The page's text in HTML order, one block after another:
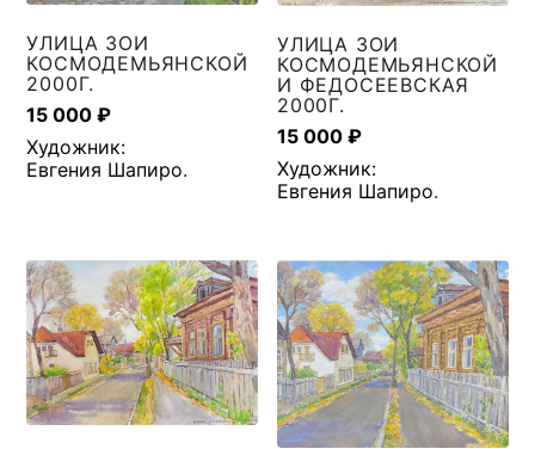
УЛИЦА ЗОИ
КОСМОДЕМЬЯНСКОЙ
2000Г.
15 000₽
Художник:
Евгения Шапиро.
УЛИЦА ЗОИ
КОСМОДЕМЬЯНСКОЙ
И ФЕДОСЕЕВСКАЯ
2000Г.
15 000₽
Художник:
Евгения Шапиро.